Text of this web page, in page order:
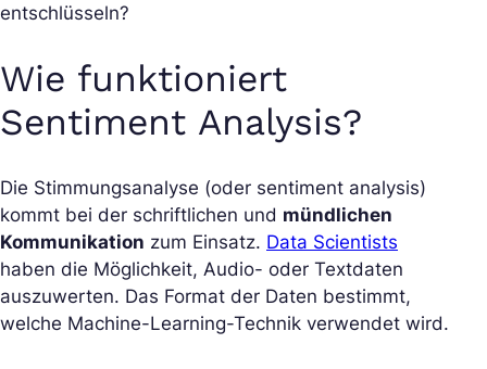
entschlüsseln?
Wie funktioniert
Sentiment Analysis?
Die Stimmungsanalyse (oder sentiment analysis)
kommt bei der schriftlichen und mündlichen
Kommunikation zum Einsatz. Data Scientists
haben die Möglichkeit, Audio- oder Textdaten
auszuwerten. Das Format der Daten bestimmt,
welche Machine-Learning-Technik verwendet wird.